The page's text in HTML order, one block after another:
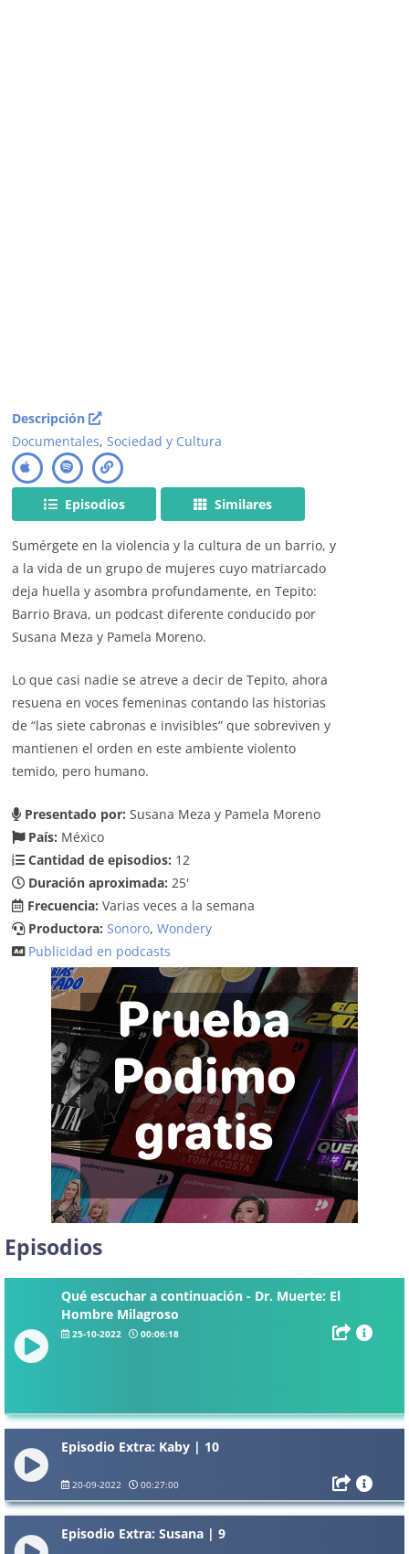
Descripción
Documentales,Sociedad y Cultura
Episodios Similares
Sumérgete en la violencia y la cultura de un barrio, y
a la vida de un grupo de mujeres cuyo matriarcado
deja huella y asombra profundamente, en Tepito:
Barrio Brava, un podcast diferente conducido por
Susana Meza y Pamela Moreno.
Lo que casi nadie se atreve a decir de Tepito, ahora
resuena en voces femeninas contando las historias
de “las siete cabronas e invisibles” que sobreviven y
mantienen el orden en este ambiente violento
temido, pero humano.
Presentado por: Susana Meza y Pamela Moreno
País: México
Cantidad de episodios: 12
Duración aproximada: 25'
Frecuencia: Varias veces a la semana
Productora: Sonoro,Wondery
Publicidad en podcasts
Episodios
Qué escuchar a continuación - Dr. Muerte: El
Hombre Milagroso
25-10-2022 00:06:18
Episodio Extra: Kaby | 10
20-09-2022 00:27:00
Episodio Extra: Susana | 9